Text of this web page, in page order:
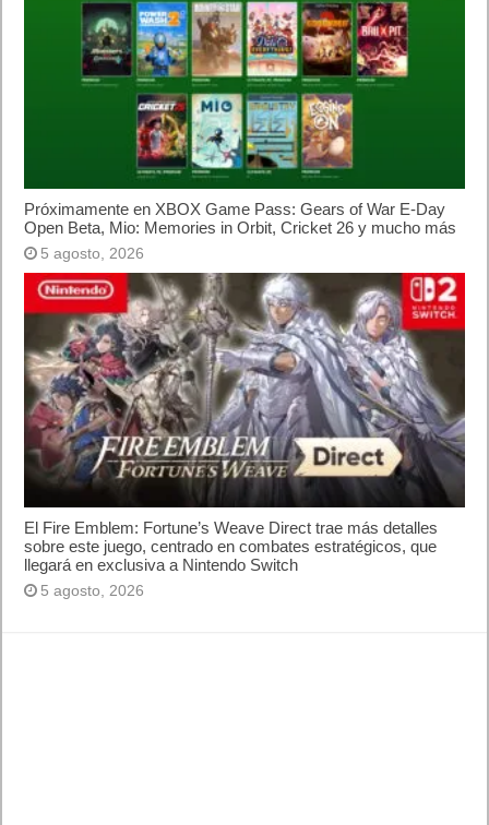
Próximamente en XBOX Game Pass: Gears of War E-Day
Open Beta, Mio: Memories in Orbit, Cricket 26 y mucho más
5 agosto, 2026
El Fire Emblem: Fortune’s Weave Direct trae más detalles
sobre este juego, centrado en combates estratégicos, que
llegará en exclusiva a Nintendo Switch
5 agosto, 2026